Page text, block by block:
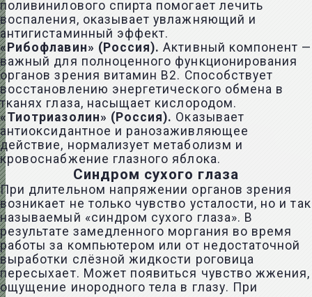
поливинилового спирта помогает лечить
воспаления, оказывает увлажняющий и
антигистаминный эффект.
«Рибофлавин» (Россия). Активный компонент —
важный для полноценного функционирования
органов зрения витамин В2. Способствует
восстановлению энергетического обмена в
тканях глаза, насыщает кислородом.
«Тиотриазолин» (Россия). Оказывает
антиоксидантное и ранозаживляющее
действие, нормализует метаболизм и
кровоснабжение глазного яблока.
Синдром сухого глаза
При длительном напряжении органов зрения
возникает не только чувство усталости, но и так
называемый «синдром сухого глаза». В
результате замедленного моргания во время
работы за компьютером или от недостаточной
выработки слёзной жидкости роговица
пересыхает. Может появиться чувство жжения,
ощущение инородного тела в глазу. При